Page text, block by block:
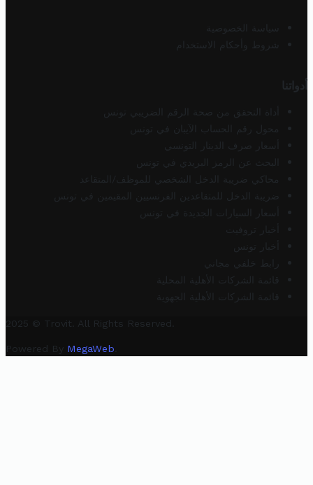
سياسة الخصوصية
شروط وأحكام الاستخدام
أدواتنا
أداة التحقق من صحة الرقم الضريبي تونس
محول رقم الحساب الآيبان في تونس
أسعار صرف الدينار التونسي
البحث عن الرمز البريدي في تونس
محاكي ضريبة الدخل الشخصي للموظف/المتقاعد
ضريبة الدخل للمتقاعدين الفرنسيين المقيمين في تونس
أسعار السيارات الجديدة في تونس
أخبار تروفيت
أخبار تونس
رابط خلفي مجاني
قائمة الشركات الأهلية المحلية
قائمة الشركات الأهلية الجهوية
2025 © Trovit. All Rights Reserved.
Powered By MegaWeb